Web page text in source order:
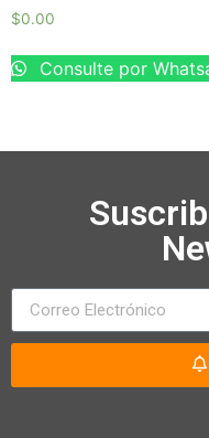
$0.00
Consulte por